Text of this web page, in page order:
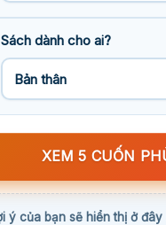
Sách dành cho ai?
XEM 5 CUỐN